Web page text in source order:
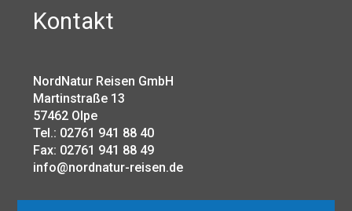
Kontakt
NordNatur Reisen GmbH
Martinstraße 13
57462 Olpe
Tel.: 02761 941 88 40
Fax: 02761 941 88 49
info@nordnatur-reisen.de